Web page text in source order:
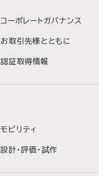
コーポレートガバナンス
お取引先様とともに
認証取得情報
モビリティ
設計・評価・試作